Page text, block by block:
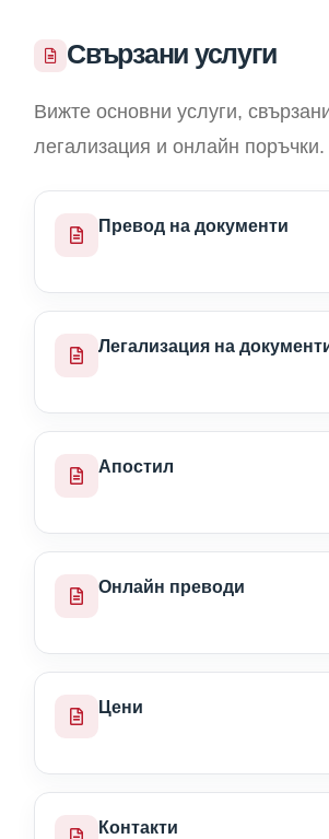
Свързани услуги
Вижте основни услуги,
легализация и онлайн поръчки.
Превод на документи
Легализация на
Апостил
Онлайн преводи
Цени
Контакти